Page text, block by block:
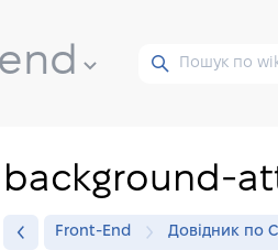
background-
Front-End Довідник по